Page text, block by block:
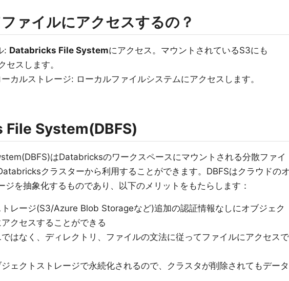
ァイルにアクセスするの？
: Databricks File Systemにアクセス。マウントされているS3にも
セスします。
カルストレージ: ローカルファイルシステムにアクセスします。
System(DBFS)
はDatabricksのワークスペースにマウントされる分散ファイ
クラスターから利用することができます。DBFSはクラウドの
ジを抽象化するものであり、以下のメリットをもたらします：
レージ(S3/Azure Blob Storageなど)追加の認証情報なしにオブジェク
アクセスすることができる
はなく、ディレクトリ、ファイルの文法に従ってファイルにアクセスで
ェクトストレージで永続化されるので、クラスタが削除されてもデータ